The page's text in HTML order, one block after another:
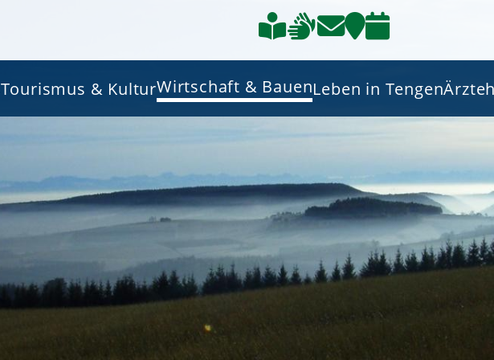
Tourismus & KulturWirtschaft & BauenLeben in Tengen